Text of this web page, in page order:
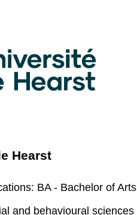
Hearst
BA - Bachelor of Arts
and behavioural sciences